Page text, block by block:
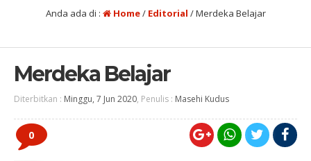
Anda ada di : Home/ Editorial /Merdeka Belajar
Merdeka Belajar
Diterbitkan : Minggu, 7 Jun 2020, Penulis : Masehi Kudus
0